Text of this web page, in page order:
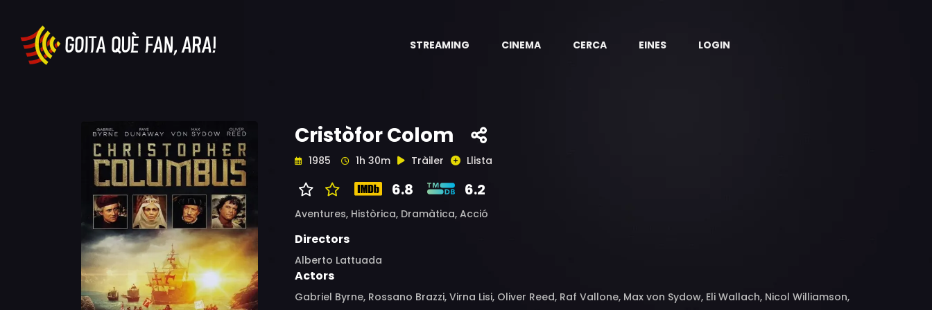
STREAMING CINEMA CERCA EINES LOGIN
Cristòfor Colom
1985 1h 30m Tràiler Llista
6.8 6.2
Aventures, Històrica, Dramàtica, Acció
Directors
Alberto Lattuada
Actors
Gabriel Byrne, Rossano Brazzi, Virna Lisi, Oliver Reed, Raf Vallone, Max von Sydow, Eli Wallach, Nicol Williamson,